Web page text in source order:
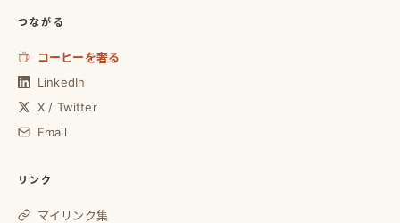
つながる
コーヒーを奢る
LinkedIn
X / Twitter
Email
リンク
マイリンク集